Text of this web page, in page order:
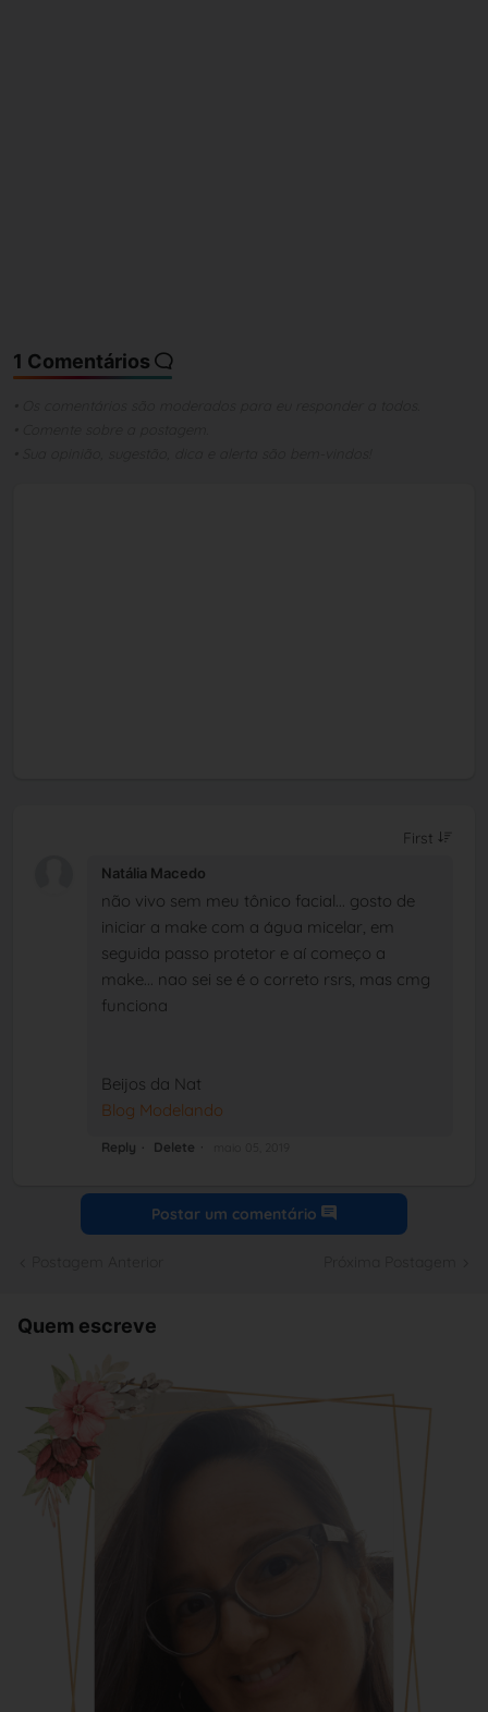
1 Comentários
Natália Macedo
não vivo sem meu tônico facial... gosto de
iniciar a make com a água micelar, em
seguida passo protetor e aí começo a
make... nao sei se é o correto rsrs, mas cmg
funciona
Beijos da Nat
Blog Modelando
Reply Delete
Postar um comentário
Quem escreve